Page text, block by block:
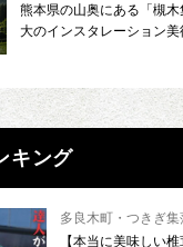
熊本県の山奥にある「槻
大のインスタレーション
キング
多良木町・つきぎ集
【本当に美味しい